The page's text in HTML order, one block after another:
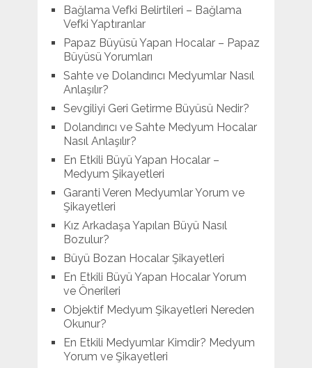
Bağlama Vefki Belirtileri – Bağlama
Vefki Yaptıranlar
Papaz Büyüsü Yapan Hocalar – Papaz
Büyüsü Yorumları
Sahte ve Dolandırıcı Medyumlar Nasıl
Anlaşılır?
Sevgiliyi Geri Getirme Büyüsü Nedir?
Dolandırıcı ve Sahte Medyum Hocalar
Nasıl Anlaşılır?
En Etkili Büyü Yapan Hocalar –
Medyum Şikayetleri
Garanti Veren Medyumlar Yorum ve
Şikayetleri
Kız Arkadaşa Yapılan Büyü Nasıl
Bozulur?
Büyü Bozan Hocalar Şikayetleri
En Etkili Büyü Yapan Hocalar Yorum
ve Önerileri
Objektif Medyum Şikayetleri Nereden
Okunur?
En Etkili Medyumlar Kimdir? Medyum
Yorum ve Şikayetleri